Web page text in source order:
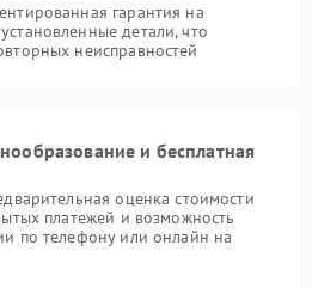
гарантия на
детали, что
неисправностей
и бесплатная
оценка стоимости
платежей и возможность
по телефону или онлайн на